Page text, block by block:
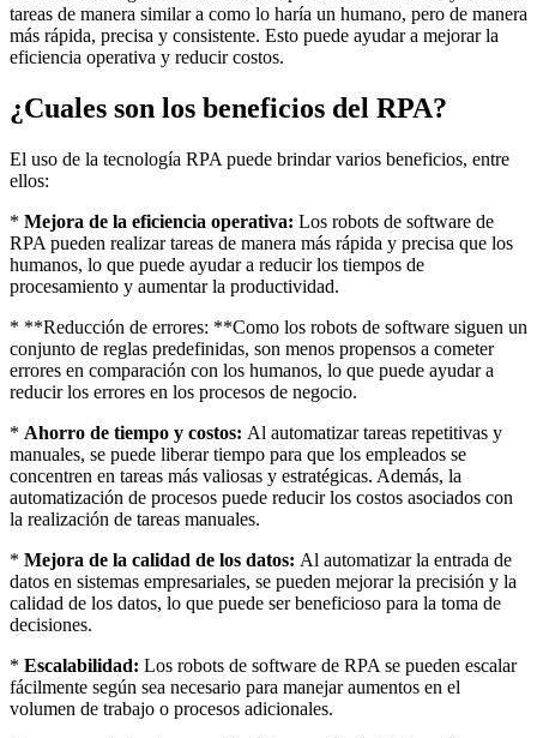
tareas de manera similar a como lo haría un humano, pero de manera
más rápida, precisa y consistente. Esto puede ayudar a mejorar la
eficiencia operativa y reducir costos.
¿Cuales son los beneficios del RPA?
El uso de la tecnología RPA puede brindar varios beneficios, entre
ellos:
* Mejora de la eficiencia operativa: Los robots de software de
RPA pueden realizar tareas de manera más rápida y precisa que los
humanos, lo que puede ayudar a reducir los tiempos de
procesamiento y aumentar la productividad.
* **Reducción de errores: **Como los robots de software siguen un
conjunto de reglas predefinidas, son menos propensos a cometer
errores en comparación con los humanos, lo que puede ayudar a
reducir los errores en los procesos de negocio.
* Ahorro de tiempo y costos: Al automatizar tareas repetitivas y
manuales, se puede liberar tiempo para que los empleados se
concentren en tareas más valiosas y estratégicas. Además, la
automatización de procesos puede reducir los costos asociados con
la realización de tareas manuales.
* Mejora de la calidad de los datos: Al automatizar la entrada de
datos en sistemas empresariales, se pueden mejorar la precisión y la
calidad de los datos, lo que puede ser beneficioso para la toma de
decisiones.
* Escalabilidad: Los robots de software de RPA se pueden escalar
fácilmente según sea necesario para manejar aumentos en el
volumen de trabajo o procesos adicionales.